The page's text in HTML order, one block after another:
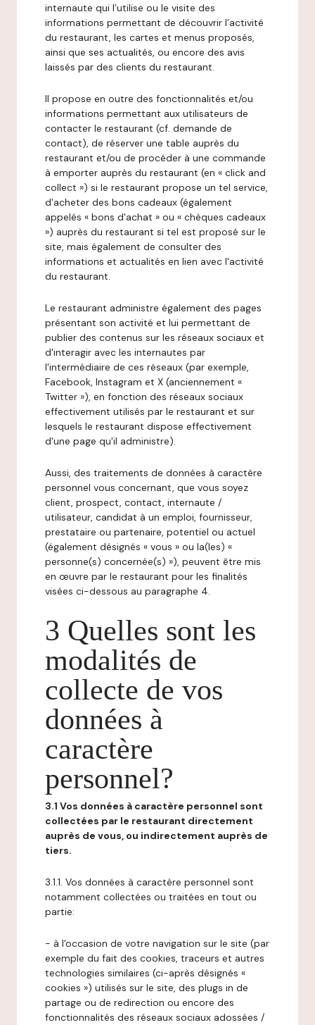
internaute qui l’utilise ou le visite des
informations permettant de découvrir l’activité
du restaurant, les cartes et menus proposés,
ainsi que ses actualités, ou encore des avis
laissés par des clients du restaurant.
Il propose en outre des fonctionnalités et/ou
informations permettant aux utilisateurs de
contacter le restaurant (cf. demande de
contact), de réserver une table auprès du
restaurant et/ou de procéder à une commande
à emporter auprès du restaurant (en « click and
collect ») si le restaurant propose un tel service,
d'acheter des bons cadeaux (également
appelés « bons d'achat » ou « chèques cadeaux
») auprès du restaurant si tel est proposé sur le
site, mais également de consulter des
informations et actualités en lien avec l'activité
du restaurant.
Le restaurant administre également des pages
présentant son activité et lui permettant de
publier des contenus sur les réseaux sociaux et
d'interagir avec les internautes par
l'intermédiaire de ces réseaux (par exemple,
Facebook, Instagram et X (anciennement «
Twitter »), en fonction des réseaux sociaux
effectivement utilisés par le restaurant et sur
lesquels le restaurant dispose effectivement
d'une page qu'il administre).
Aussi, des traitements de données à caractère
personnel vous concernant, que vous soyez
client, prospect, contact, internaute /
utilisateur, candidat à un emploi, fournisseur,
prestataire ou partenaire, potentiel ou actuel
(également désignés « vous » ou la(les) «
personne(s) concernée(s) »), peuvent être mis
en œuvre par le restaurant pour les finalités
visées ci-dessous au paragraphe 4.
3 Quelles sont les
modalités de
collecte de vos
données à
caractère
personnel?
3.1 Vos données à caractère personnel sont
collectées par le restaurant directement
auprès de vous, ou indirectement auprès de
tiers.
3.1.1. Vos données à caractère personnel sont
notamment collectées ou traitées en tout ou
partie:
- à l'occasion de votre navigation sur le site (par
exemple du fait des cookies, traceurs et autres
technologies similaires (ci-après désignés «
cookies ») utilisés sur le site, des plugs in de
partage ou de redirection ou encore des
fonctionnalités des réseaux sociaux adossées /